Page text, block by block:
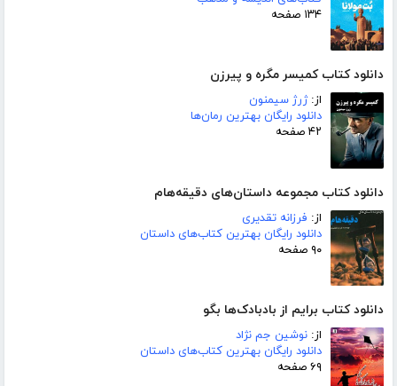
۱۳۴ صفحه
دانلود کتاب کمیسر مگره و پیرزن
از:ژرژ سیمنون
دانلود رایگان بهترین رمان‌ها
۴۲ صفحه
دانلود کتاب مجموعه داستان‌های دقیقه‌هام
از: فرزانه تقدیری
دانلود رایگان بهترین کتاب‌های داستان
۹۰ صفحه
دانلود کتاب برایم از بادبادک‌ها بگو
از: نوشین جم نژاد
دانلود رایگان بهترین کتاب‌های داستان
۶۹ صفحه